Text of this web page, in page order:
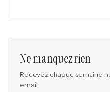
Ne manquez rien
Recevez chaque semaine
email.